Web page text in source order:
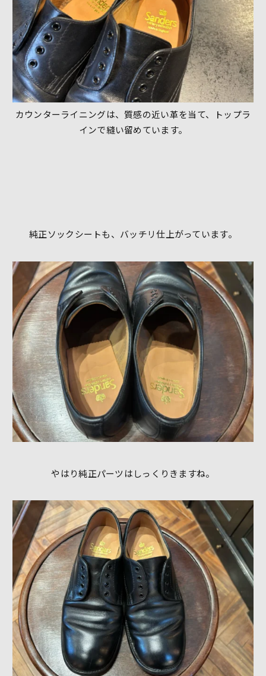
カウンターライニングは、質感の近い革を当て、トップラ
インで縫い留めています。
純正ソックシートも、バッチリ仕上がっています。
やはり純正パーツはしっくりきますね。